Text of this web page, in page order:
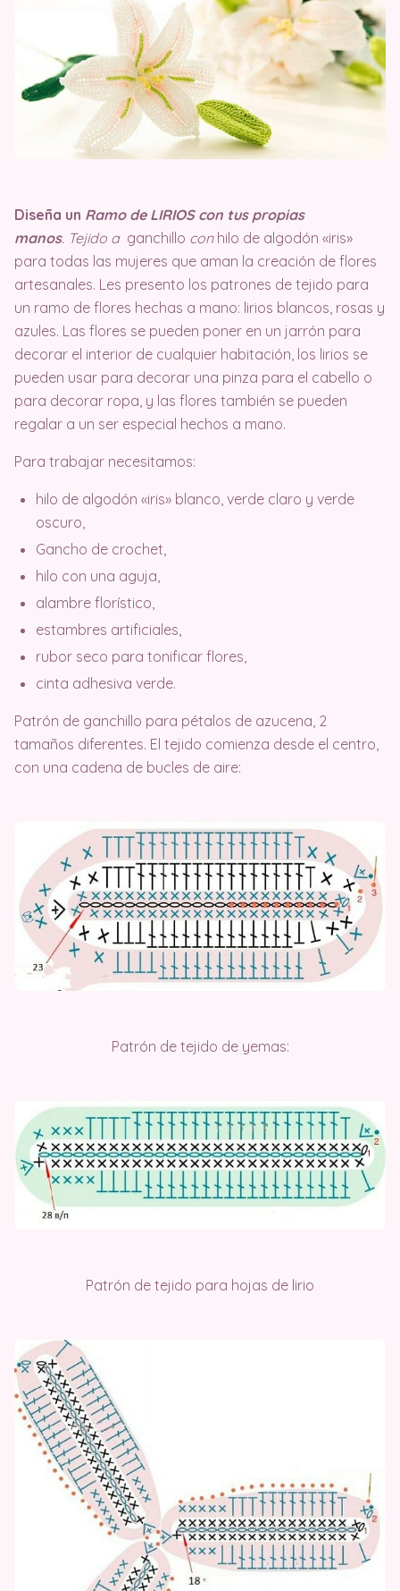
Diseña un Ramo de LIRIOS con tus propias
manos. Tejido aganchillo conhilo de algodón «iris»
para todas las mujeres que aman la creación de flores
artesanales. Les presento los patrones de tejido para
un ramo de flores hechas a mano: lirios blancos, rosas y
azules. Las flores se pueden poner en un jarrón para
decorar el interior de cualquier habitación, los lirios se
pueden usar para decorar una pinza para el cabello o
para decorar ropa, y las flores también se pueden
regalar a un ser especial hechos a mano.
Para trabajar necesitamos:
hilo de algodón «iris» blanco, verde claro y verde
oscuro,
Gancho de crochet,
hilo con una aguja,
alambre florístico,
estambres artificiales,
rubor seco para tonificar flores,
cinta adhesiva verde.
Patrón de ganchillo para pétalos de azucena, 2
tamaños diferentes. El tejido comienza desde el centro,
con una cadena de bucles de aire:
Patrón de tejido de yemas:
Patrón de tejido para hojas de lirio